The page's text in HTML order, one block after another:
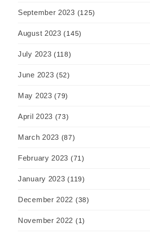
September 2023 (125)
August 2023 (145)
July 2023 (118)
June 2023 (52)
May 2023 (79)
April 2023 (73)
March 2023 (87)
February 2023 (71)
January 2023 (119)
December 2022 (38)
November 2022 (1)